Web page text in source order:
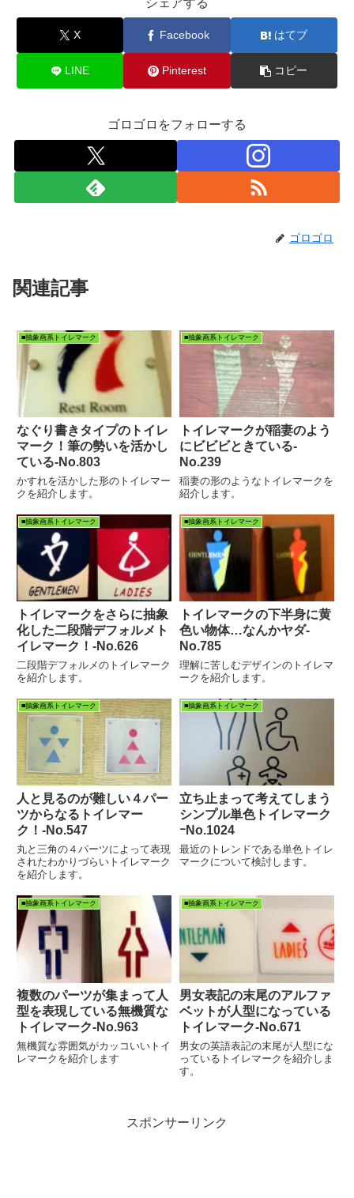
X Facebook はてブ
LINE Pinterest コピー
ゴロゴロをフォローする
ゴロゴロ
関連記事
■抽象画系トイレマーク
なぐり書きタイプのトイレ
マーク！筆の勢いを活かし
ている‐No.803
かすれを活かした形のトイレマー
クを紹介します。
■抽象画系トイレマーク
トイレマークが稲妻のよう
にビビビときている-
No.239
稲妻の形のようなトイレマークを
紹介します。
■抽象画系トイレマーク
トイレマークをさらに抽象
化した二段階デフォルメト
イレマーク！‐No.626
二段階デフォルメのトイレマーク
を紹介します。
■抽象画系トイレマーク
トイレマークの下半身に黄
色い物体…なんかヤダ‐
No.785
理解に苦しむデザインのトイレマ
ークを紹介します。
■抽象画系トイレマーク
人と見るのが難しい４パー
ツからなるトイレマー
ク！‐No.547
丸と三角の４パーツによって表現
されたわかりづらいトイレマーク
を紹介します。
■抽象画系トイレマーク
立ち止まって考えてしまう
シンプル単色トイレマーク
ｰNo.1024
最近のトレンドである単色トイレ
マークについて検討します。
■抽象画系トイレマーク
複数のパーツが集まって人
型を表現している無機質な
トイレマーク‐No.963
無機質な雰囲気がカッコいいトイ
レマークを紹介します
■抽象画系トイレマーク
男女表記の末尾のアルファ
ベットが人型になっている
トイレマーク‐No.671
男女の英語表記の末尾が人型にな
っているトイレマークを紹介しま
す。
スポンサーリンク